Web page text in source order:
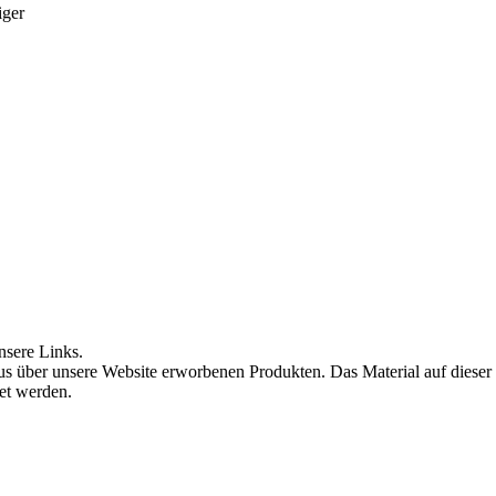
Links.
unsere Website erworbenen Produkten. Das Material auf dieser
werden.